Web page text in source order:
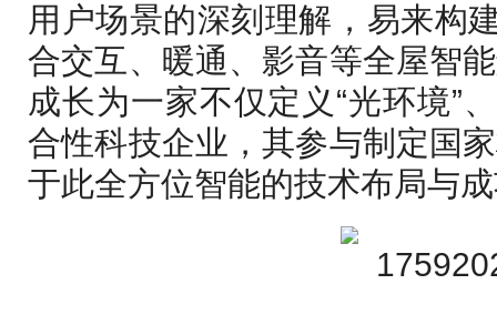
用户场景的深刻理解，易来构
合交互、暖通、影音等全屋智
成长为一家不仅定义“光环境”
合性科技企业，其参与制定国
于此全方位智能的技术布局与